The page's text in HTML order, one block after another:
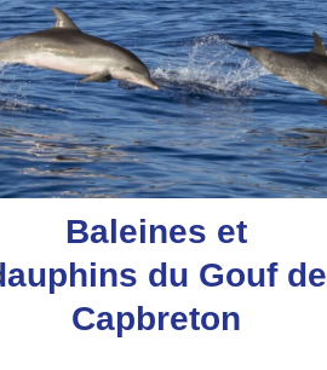
Baleines et
du Gouf de
Capbreton